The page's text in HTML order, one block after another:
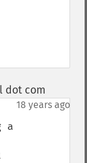
dot com
18 years ago
a